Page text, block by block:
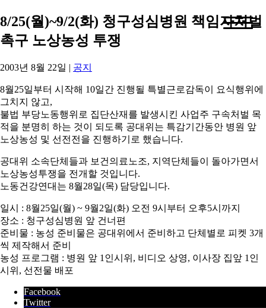
8/25(월)~9/2(화) 청구성심병원 책임자처벌
촉구 노상농성 투쟁
2003년 8월 22일 | 공지
8월25일부터 시작해 10일간 진행될 특별근로감독이 요식행위에
그치지 않고,
불법 부당노동행위로 집단산재를 발생시킨 사업주 구속처벌 목
적을 분명히 하는 것이 되도록 공대위는 특감기간동안 병원 앞
노상농성 및 선전전을 진행하기로 했습니다.
공대위 소속단체들과 보건의료노조, 지역단체들이 돌아가면서
노상농성투쟁을 전개할 것입니다.
노동건강연대는 8월28일(목) 담당입니다.
일시 : 8월25일(월) ~ 9월2일(화) 오전 9시부터 오후5시까지
장소 : 청구성심병원 앞 건너편
준비물 : 농성 준비물은 공대위에서 준비하고 단체별로 피켓 3개
씩 제작해서 준비
농성 프로그램 : 병원 앞 1인시위, 비디오 상영, 이사장 집앞 1인
시위, 선전물 배포
Facebook
Twitter